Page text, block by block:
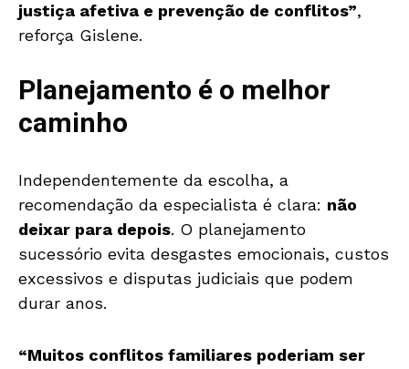
justiça afetiva e prevenção de conflitos”,
reforça Gislene.
Planejamento é o melhor
caminho
Independentemente da escolha, a
recomendação da especialista é clara: não
deixar para depois. O planejamento
sucessório evita desgastes emocionais, custos
excessivos e disputas judiciais que podem
durar anos.
“Muitos conflitos familiares poderiam ser